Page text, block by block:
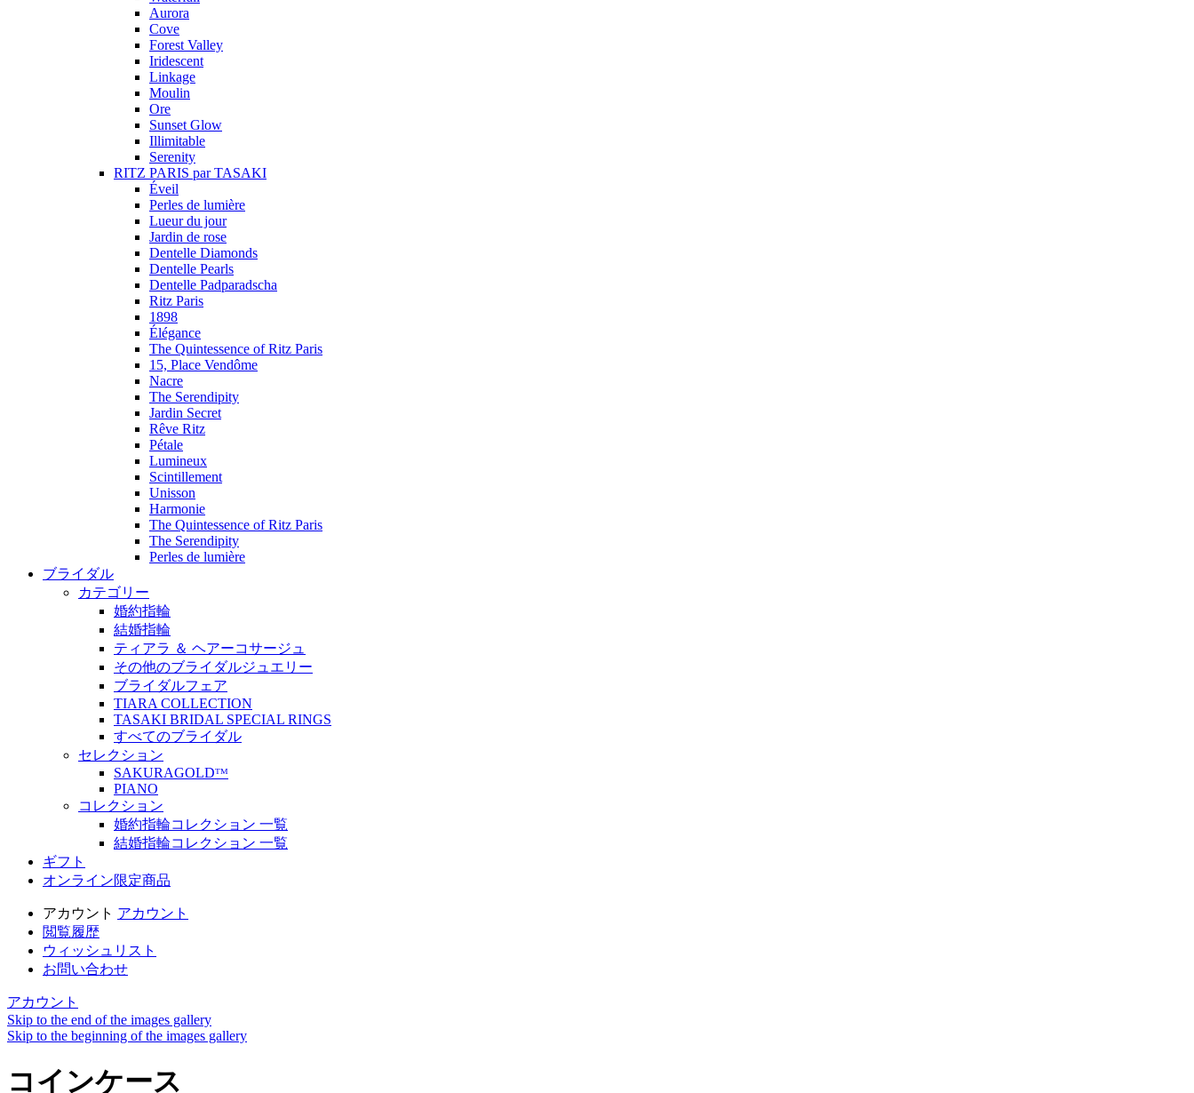
Aurora
Cove
Forest Valley
Iridescent
Linkage
Moulin
Ore
Sunset Glow
Illimitable
Serenity
RITZ PARIS par TASAKI
Éveil
Perles de lumière
Lueur du jour
Jardin de rose
Dentelle Diamonds
Dentelle Pearls
Dentelle Padparadscha
Ritz Paris
1898
Élégance
The Quintessence of Ritz Paris
15, Place Vendôme
Nacre
The Serendipity
Jardin Secret
Rêve Ritz
Pétale
Lumineux
Scintillement
Unisson
Harmonie
The Quintessence of Ritz Paris
The Serendipity
Perles de lumière
ブライダル
カテゴリー
婚約指輪
結婚指輪
ティアラ ＆ ヘアーコサージュ
その他のブライダルジュエリー
ブライダルフェア
TIARA COLLECTION
TASAKI BRIDAL SPECIAL RINGS
すべてのブライダル
セレクション
SAKURAGOLDᵀᴹ
PIANO
コレクション
婚約指輪コレクション 一覧
結婚指輪コレクション 一覧
ギフト
オンライン限定商品
アカウント アカウント
閲覧履歴
ウィッシュリスト
お問い合わせ
アカウント
Skip to the end of the images gallery
Skip to the beginning of the images gallery
コインケース